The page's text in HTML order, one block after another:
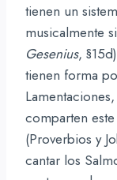
tienen un
musicalmente
Gesenius,
tienen forma
comparten
(Proverbios y
cantar los